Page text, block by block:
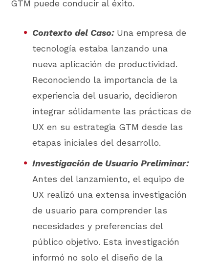
GTM puede conducir al éxito.
Contexto del Caso:Una empresa de
tecnología estaba lanzando una
nueva aplicación de productividad.
Reconociendo la importancia de la
experiencia del usuario, decidieron
integrar sólidamente las prácticas de
UX en su estrategia GTM desde las
etapas iniciales del desarrollo.
Investigación de Usuario Preliminar:
Antes del lanzamiento, el equipo de
UX realizó una extensa investigación
de usuario para comprender las
necesidades y preferencias del
público objetivo. Esta investigación
informó no solo el diseño de la